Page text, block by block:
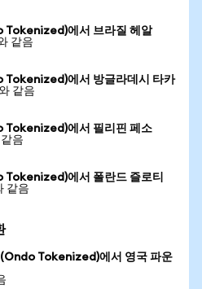
에서 브라질 헤알
같음
에서 방글라데시 타카
같음
에서 필리핀 페소
같음
에서 폴란드 즐로티
같음
Tokenized)에서 영국 파운